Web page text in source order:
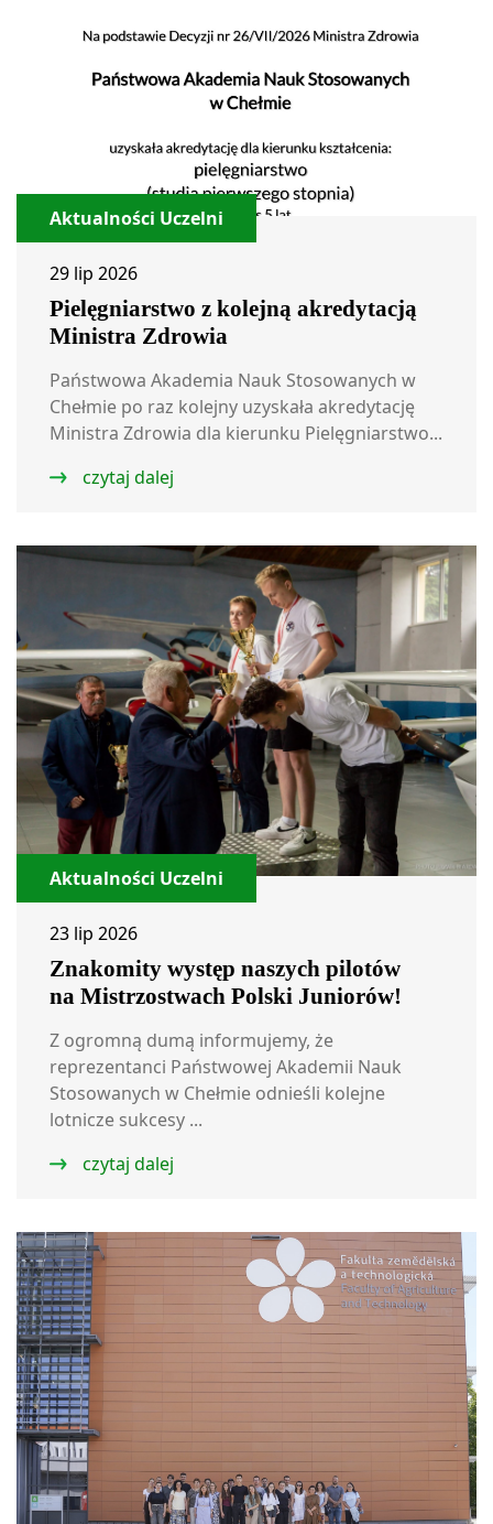
Aktualności Uczelni
29 lip 2026
Pielęgniarstwo z kolejną akredytacją
Ministra Zdrowia
Państwowa Akademia Nauk Stosowanych w
Chełmie po raz kolejny uzyskała akredytację
Ministra Zdrowia dla kierunku Pielęgniarstwo...
czytaj dalej
Aktualności Uczelni
23 lip 2026
Znakomity występ naszych pilotów
na Mistrzostwach Polski Juniorów!
Z ogromną dumą informujemy, że
reprezentanci Państwowej Akademii Nauk
Stosowanych w Chełmie odnieśli kolejne
lotnicze sukcesy ...
czytaj dalej